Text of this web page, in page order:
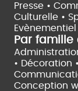
Presse •
Culturelle •
Evènementiel
Par
• Décoration
Conception